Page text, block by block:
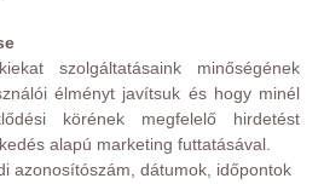
szolgáltatásaink minőségének
élményt javítsuk és hogy minél
körének megfelelő hirdetést
alapú marketing futtatásával.
azonosítószám, dátumok, időpontok